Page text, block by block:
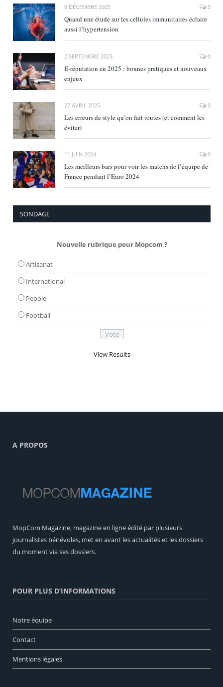
8 DÉCEMBRE 2025 0
Quand une étude sur les cellules immunitaires éclaire
aussi l’hypertension
2 SEPTEMBRE 2025 0
E‑réputation en 2025 : bonnes pratiques et nouveaux
enjeux
27 AVRIL 2025 0
Les erreurs de style qu’on fait toutes (et comment les
éviter)
11 JUIN 2024 0
Les meilleurs bars pour voir les matchs de l’équipe de
France pendant l’Euro 2024
SONDAGE
Nouvelle rubrique pour Mopcom ?
Artisanat
International
People
Football
View Results
A PROPOS
MopCom Magazine, magazine en ligne édité par plusieurs
journalistes bénévoles, met en avant les actualités et les dossiers
du moment via ses dossiers.
POUR PLUS D’INFORMATIONS
Notre équipe
Contact
Mentions légales